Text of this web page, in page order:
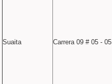
Suaita Carrera 09 # 05 - 05